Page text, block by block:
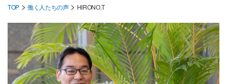
TOP > 働く人たちの声> HIRONO.T